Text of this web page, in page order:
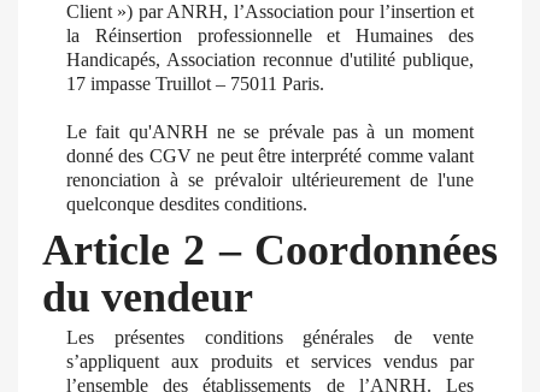
Client ») par ANRH, l’Association pour l’insertion et
la Réinsertion professionnelle et Humaines des
Handicapés, Association reconnue d'utilité publique,
17 impasse Truillot – 75011 Paris.
Le fait qu'ANRH ne se prévale pas à un moment
donné des CGV ne peut être interprété comme valant
renonciation à se prévaloir ultérieurement de l'une
quelconque desdites conditions.
Article 2 – Coordonnées
du vendeur
Les présentes conditions générales de vente
s’appliquent aux produits et services vendus par
l’ensemble des établissements de l’ANRH. Les